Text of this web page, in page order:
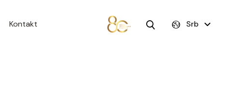
Kontakt Srb